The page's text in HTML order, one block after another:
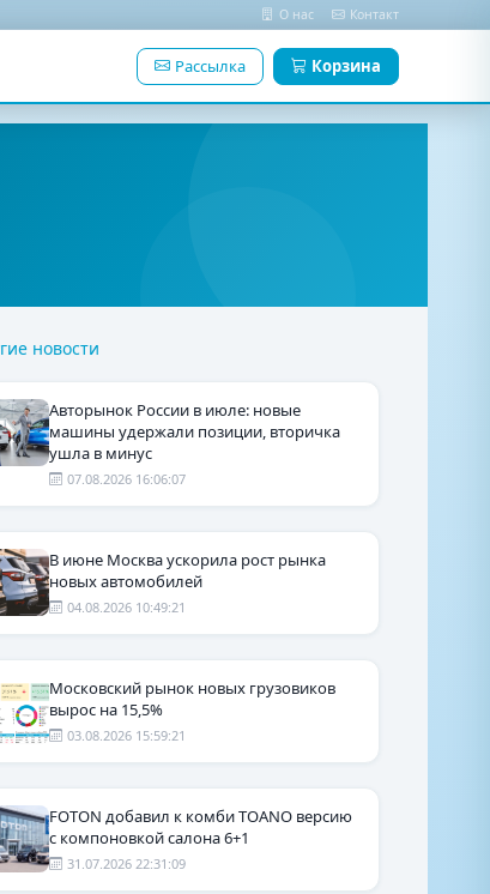
О нас Контакт
Рассылка Корзина
новости
Авторынок России в июле: новые
машины удержали позиции, вторичка
ушла в минус
07.08.2026 16:06:07
В июне Москва ускорила рост рынка
новых автомобилей
04.08.2026 10:49:21
Московский рынок новых грузовиков
вырос на 15,5%
03.08.2026 15:59:21
FOTON добавил к комби TOANO версию
с компоновкой салона 6+1
31.07.2026 22:31:09